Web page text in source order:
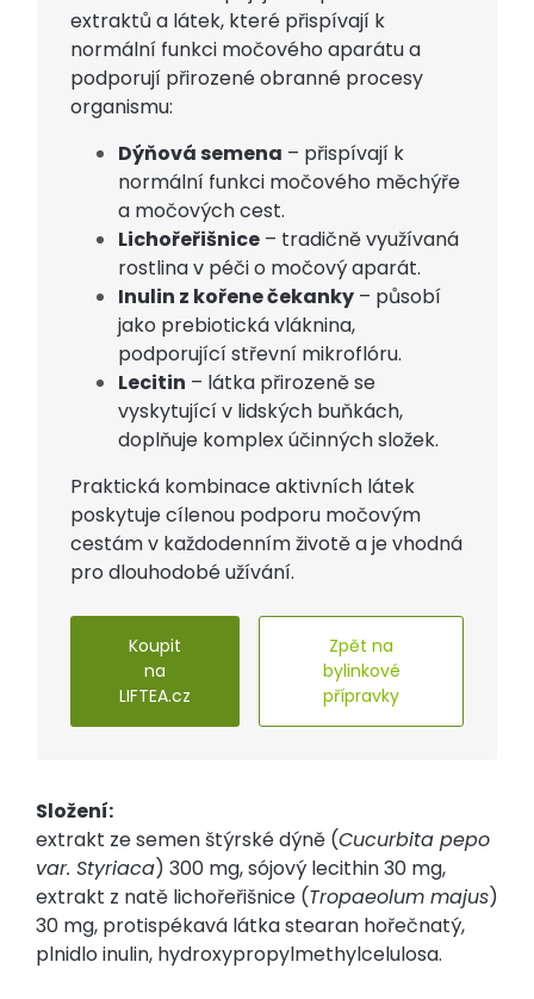
extraktů a látek, které přispívají k
normální funkci močového aparátu a
podporují přirozené obranné procesy
organismu:
Dýňová semena – přispívají k
normální funkci močového měchýře
a močových cest.
Lichořeřišnice – tradičně využívaná
rostlina v péči o močový aparát.
Inulin z kořene čekanky – působí
jako prebiotická vláknina,
podporující střevní mikroflóru.
Lecitin – látka přirozeně se
vyskytující v lidských buňkách,
doplňuje komplex účinných složek.
Praktická kombinace aktivních látek
poskytuje cílenou podporu močovým
cestám v každodenním životě a je vhodná
pro dlouhodobé užívání.
Koupit
na
LIFTEA.cz
Zpět na
bylinkové
přípravky
Složení:
extrakt ze semen štýrské dýně (Cucurbita pepo
var. Styriaca) 300 mg, sójový lecithin 30 mg,
extrakt z natě lichořeřišnice (Tropaeolum majus)
30 mg, protispékavá látka stearan hořečnatý,
plnidlo inulin, hydroxypropylmethylcelulosa.